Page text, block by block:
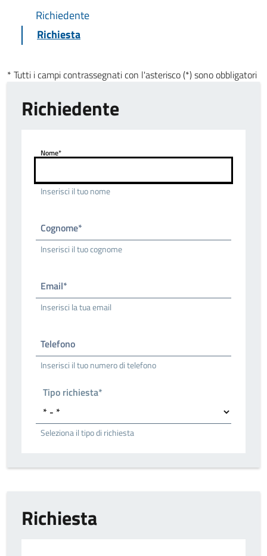
Richiedente
Richiesta
* Tutti i campi contrassegnati con l'asterisco (*) sono obbligatori
Richiedente
Nome*
Inserisci il tuo nome
Cognome*
Inserisci il tuo cognome
Email*
Inserisci la tua email
Telefono
Inserisci il tuo numero di telefono
Tipo richiesta*
Seleziona il tipo di richiesta
Richiesta